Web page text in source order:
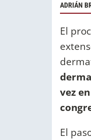
ADRIÁN
El
vez
El